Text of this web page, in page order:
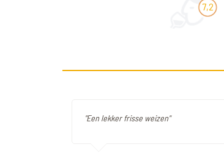
7,2
"Een lekker frisse weizen"